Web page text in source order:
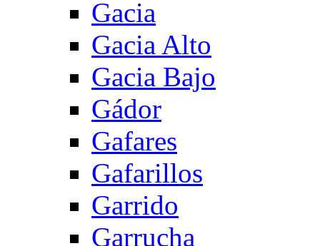
Gacia
Gacia Alto
Gacia Bajo
Gádor
Gafares
Gafarillos
Garrido
Garrucha